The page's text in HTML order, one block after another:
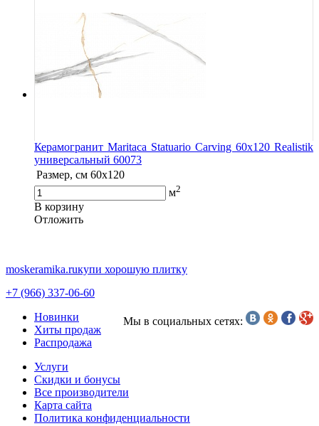
Керамогранит Maritaca Statuario Carving 60x120 Realistik
универсальный 60073
Размер, см 60x120
м2
В корзину
Oтложить
moskeramika.ruкупи хорошую плитку
+7 (966) 337-06-60
Мы в социальных сетях:
Новинки
Хиты продаж
Распродажа
Услуги
Скидки и бонусы
Все производители
Карта сайта
Политика конфиденциальности